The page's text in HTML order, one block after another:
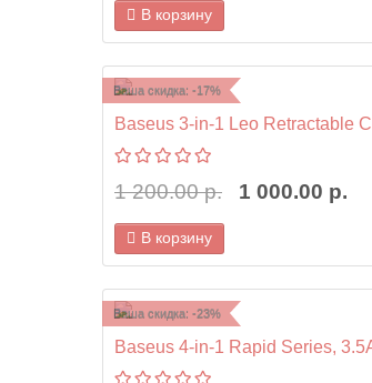
В корзину
Ваша скидка: -17%
Baseus 3-in-1 Leo Retractable
1 200.00 р. 1 000.00 р.
В корзину
Ваша скидка: -23%
Baseus 4-in-1 Rapid Series,